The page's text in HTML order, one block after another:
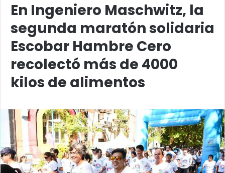
En Ingeniero Maschwitz, la
segunda maratón solidaria
Escobar Hambre Cero
recolectó más de 4000
kilos de alimentos